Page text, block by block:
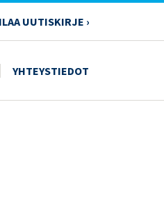
UUTISKIRJE ›
YHTEYSTIEDOT